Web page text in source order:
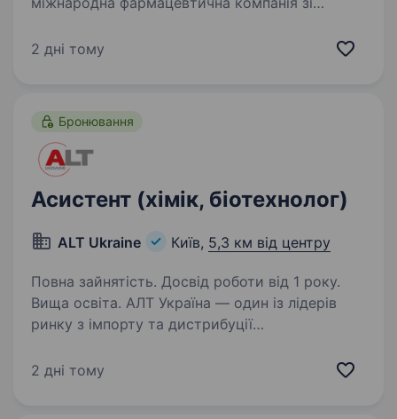
присутністю в Україні. Ми спеціалізуємось
2 дні тому
Бронювання
Асистент (хімік, біотехнолог)
ALT Ukraine Київ, 5,3 км від центру
Повна зайнятість. Досвід роботи від 1 року.
Вища освіта. АЛТ Україна — один із лідерів
ринку з імпорту та дистрибуції
реагентів від кращих світових виробників.
2 дні тому